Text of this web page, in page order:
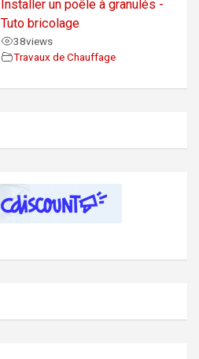
Installer un poêle à granulés -
Tuto bricolage
38views
Travaux de Chauffage